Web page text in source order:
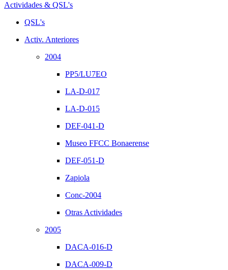
Actividades & QSL's
QSL's
Activ. Anteriores
2004
PP5/LU7EO
LA-D-017
LA-D-015
DEF-041-D
Museo FFCC Bonaerense
DEF-051-D
Zapiola
Conc-2004
Otras Actividades
2005
DACA-016-D
DACA-009-D